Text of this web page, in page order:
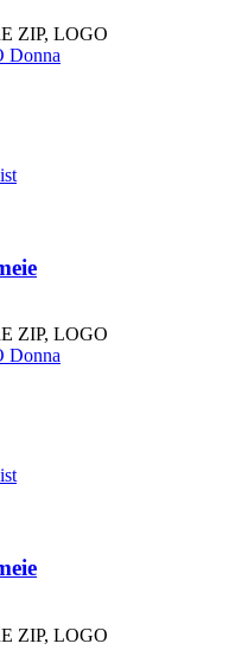
ZIP, LOGO
ZIP, LOGO
ZIP, LOGO